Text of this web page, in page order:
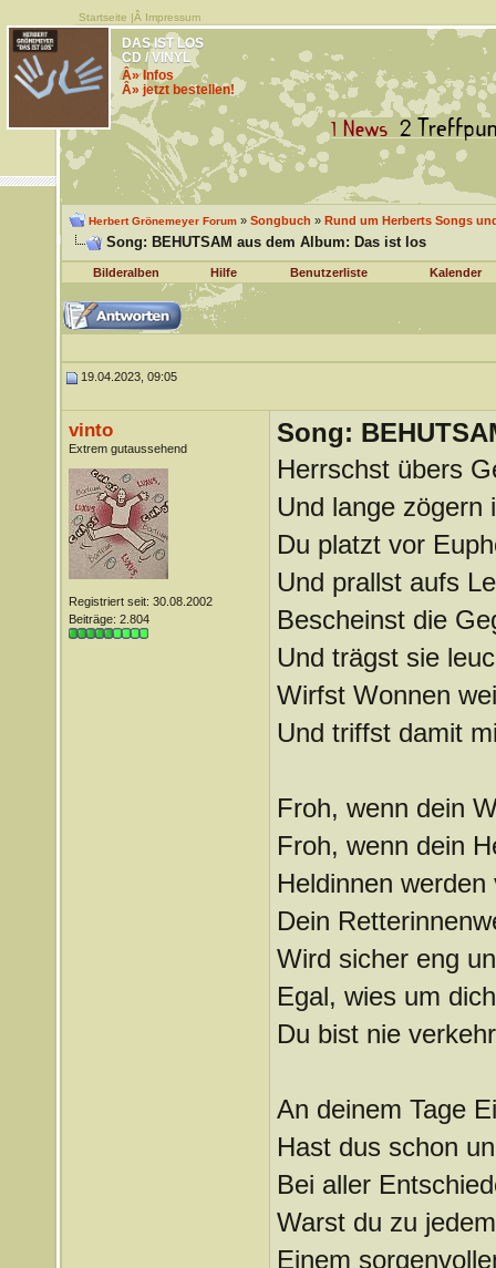
Startseite |Â Impressum
DAS IST LOS
CD / VINYL
Â» Infos
Â» jetzt bestellen!
Herbert Grönemeyer Forum» Songbuch » Rund um Herberts Songs
Song: BEHUTSAM aus dem Album: Das ist los
Bilderalben Hilfe Benutzerliste Kalender
19.04.2023, 09:05
vinto
Extrem gutaussehend
Registriert seit: 30.08.2002
Beiträge: 2.804
Song:
Herrschst übers
Und lange zögern
Du platzt vor
Und prallst aufs
Bescheinst die
Und trägst sie
Wirfst Wonnen
Und triffst damit
Froh, wenn dein
Froh, wenn dein
Heldinnen
Dein
Wird sicher eng
Egal, wies um
Du bist nie
An deinem Tage
Hast dus schon
Bei aller
Warst du zu
Einem